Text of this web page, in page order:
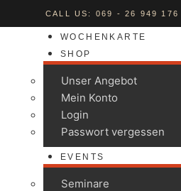
CALL US: 069 - 26 949 176
WOCHENKARTE
SHOP
Unser Angebot
Mein Konto
Login
Passwort vergessen
EVENTS
Seminare